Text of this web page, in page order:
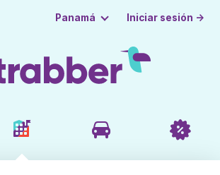
Panamá Iniciar sesión →